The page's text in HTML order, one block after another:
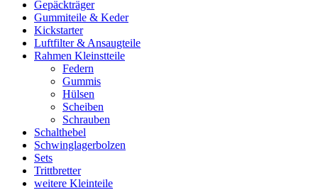
Gepäckträger
Gummiteile & Keder
Kickstarter
Luftfilter & Ansaugteile
Rahmen Kleinstteile
Federn
Gummis
Hülsen
Scheiben
Schrauben
Schalthebel
Schwinglagerbolzen
Sets
Trittbretter
weitere Kleinteile